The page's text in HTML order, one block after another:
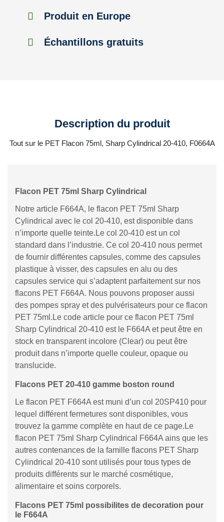
Produit en Europe
Échantillons gratuits
Description du produit
Tout sur le PET Flacon 75ml, Sharp Cylindrical 20-410, F0664A
Flacon PET 75ml Sharp Cylindrical
Notre article F664A, le flacon PET 75ml Sharp
Cylindrical avec le col 20-410, est disponible dans
n’importe quelle teinte.Le col 20-410 est un col
standard dans l’industrie. Ce col 20-410 nous permet
de fournir différentes capsules, comme des capsules
plastique à visser, des capsules en alu ou des
capsules service qui s’adaptent parfaitement sur nos
flacons PET F664A. Nous pouvons proposer aussi
des pompes spray et des pulvérisateurs pour ce flacon
PET 75ml.Le code article pour ce flacon PET 75ml
Sharp Cylindrical 20-410 est le F664A et peut être en
stock en transparent incolore (Clear) ou peut être
produit dans n’importe quelle couleur, opaque ou
translucide.
Flacons PET 20-410 gamme boston round
Le flacon PET F664A est muni d’un col 20SP410 pour
lequel différent fermetures sont disponibles, vous
trouvez la gamme complète en haut de ce page.Le
flacon PET 75ml Sharp Cylindrical F664A ains que les
autres contenances de la famille flacons PET Sharp
Cylindrical 20-410 sont utilisés pour tous types de
produits différents sur le marché cosmétique,
alimentaire et soins corporels.
Flacons PET 75ml possibilites de decoration pour
le F664A